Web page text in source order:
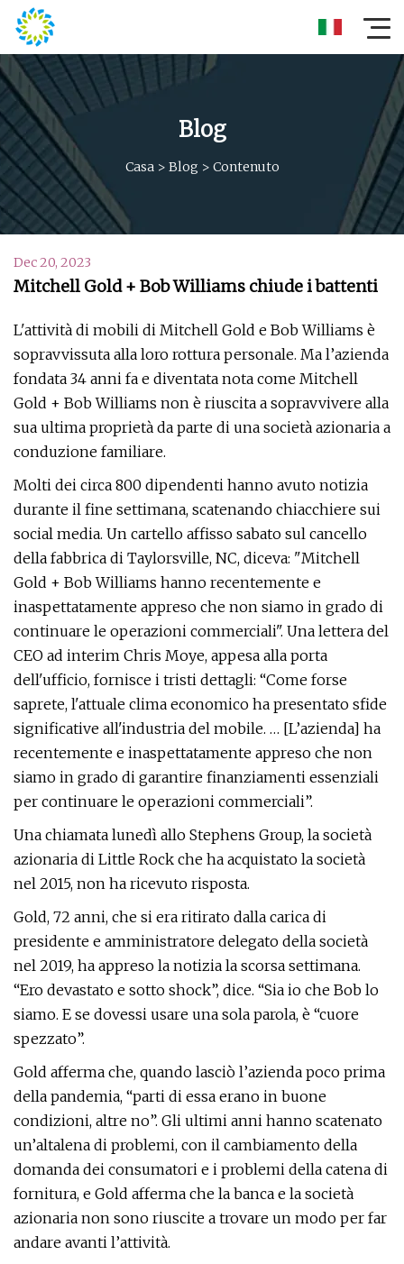
Blog
Casa > Blog > Contenuto
Dec 20, 2023
Mitchell Gold + Bob Williams chiude i battenti
L'attività di mobili di Mitchell Gold e Bob Williams è
sopravvissuta alla loro rottura personale. Ma l’azienda
fondata 34 anni fa e diventata nota come Mitchell
Gold + Bob Williams non è riuscita a sopravvivere alla
sua ultima proprietà da parte di una società azionaria a
conduzione familiare.
Molti dei circa 800 dipendenti hanno avuto notizia
durante il fine settimana, scatenando chiacchiere sui
social media. Un cartello affisso sabato sul cancello
della fabbrica di Taylorsville, NC, diceva: "Mitchell
Gold + Bob Williams hanno recentemente e
inaspettatamente appreso che non siamo in grado di
continuare le operazioni commerciali". Una lettera del
CEO ad interim Chris Moye, appesa alla porta
dell'ufficio, fornisce i tristi dettagli: “Come forse
saprete, l'attuale clima economico ha presentato sfide
significative all'industria del mobile. … [L’azienda] ha
recentemente e inaspettatamente appreso che non
siamo in grado di garantire finanziamenti essenziali
per continuare le operazioni commerciali”.
Una chiamata lunedì allo Stephens Group, la società
azionaria di Little Rock che ha acquistato la società
nel 2015, non ha ricevuto risposta.
Gold, 72 anni, che si era ritirato dalla carica di
presidente e amministratore delegato della società
nel 2019, ha appreso la notizia la scorsa settimana.
“Ero devastato e sotto shock”, dice. “Sia io che Bob lo
siamo. E se dovessi usare una sola parola, è “cuore
spezzato”.
Gold afferma che, quando lasciò l’azienda poco prima
della pandemia, “parti di essa erano in buone
condizioni, altre no”. Gli ultimi anni hanno scatenato
un’altalena di problemi, con il cambiamento della
domanda dei consumatori e i problemi della catena di
fornitura, e Gold afferma che la banca e la società
azionaria non sono riuscite a trovare un modo per far
andare avanti l’attività.